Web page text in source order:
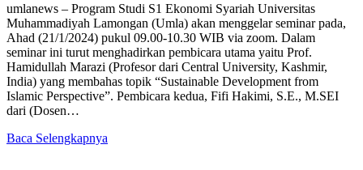
umlanews – Program Studi S1 Ekonomi Syariah Universitas
Muhammadiyah Lamongan (Umla) akan menggelar seminar pada,
Ahad (21/1/2024) pukul 09.00-10.30 WIB via zoom. Dalam
seminar ini turut menghadirkan pembicara utama yaitu Prof.
Hamidullah Marazi (Profesor dari Central University, Kashmir,
India) yang membahas topik “Sustainable Development from
Islamic Perspective”. Pembicara kedua, Fifi Hakimi, S.E., M.SEI
dari (Dosen…
Baca Selengkapnya